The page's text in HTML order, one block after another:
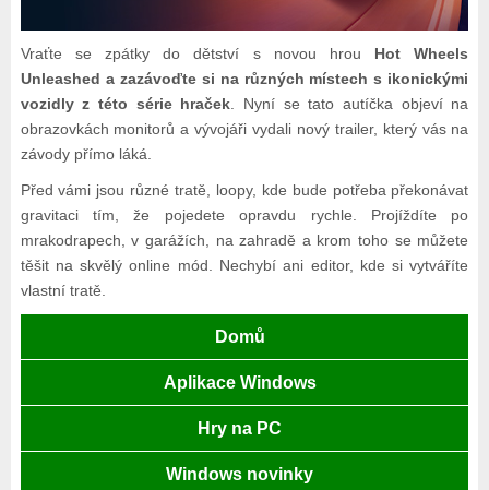
Vraťte se zpátky do dětství s novou hrou Hot Wheels
Unleashed a zazávoďte si na různých místech s ikonickými
vozidly z této série hraček. Nyní se tato autíčka objeví na
obrazovkách monitorů a vývojáři vydali nový trailer, který vás na
závody přímo láká.
Před vámi jsou různé tratě, loopy, kde bude potřeba překonávat
gravitaci tím, že pojedete opravdu rychle. Projíždíte po
mrakodrapech, v garážích, na zahradě a krom toho se můžete
těšit na skvělý online mód. Nechybí ani editor, kde si vytváříte
vlastní tratě.
Domů
Aplikace Windows
Hry na PC
Windows novinky